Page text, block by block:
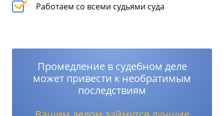
Работаем со всеми судьями суда
Промедление в судебном деле
может привести к необратимым
последствиям